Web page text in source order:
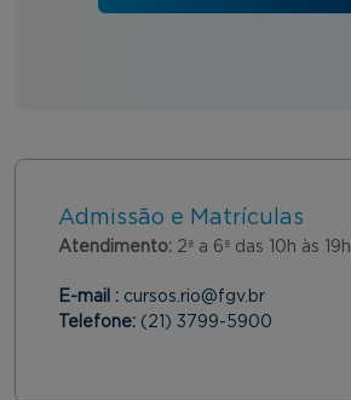
Admissão e Matrículas
Atendimento: 2ª a 6ª das 10h às 19h.
E-mail : cursos.rio@fgv.br
Telefone: (21) 3799-5900